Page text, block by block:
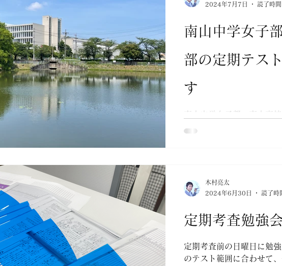
南山中学女子
部の定期テス
す
南山中学女子部・南山高
2024年7月7日
読了時
定期考査勉強
定期考査前の日曜日に勉
のテスト範囲に合わせて
木村亮太
2024年6月30日
読了時